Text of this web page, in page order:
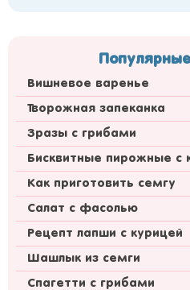
Вишневое варенье
Творожная запеканка
Зразы с грибами
Бисквитные пирожные с
Как приготовить семгу
Салат с фасолью
Рецепт лапши с курицей
Шашлык из семги
Спагетти с грибами